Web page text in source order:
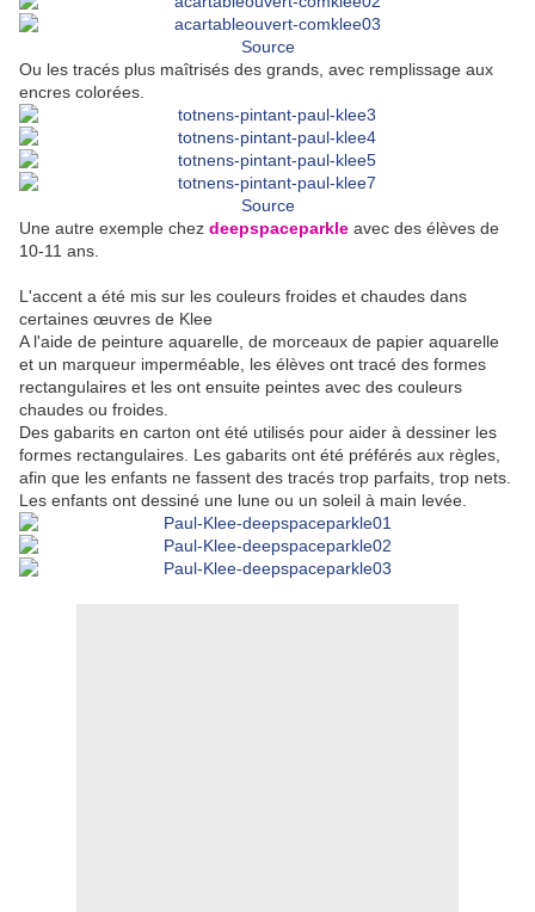
Source
Ou les tracés plus maîtrisés des grands, avec remplissage aux
encres colorées.
Source
Une autre exemple chez deepspaceparkle avec des élèves de
10-11 ans.
L'accent a été mis sur les couleurs froides et chaudes dans
certaines œuvres de Klee
A l'aide de peinture aquarelle, de morceaux de papier aquarelle
et un marqueur imperméable, les élèves ont tracé des formes
rectangulaires et les ont ensuite peintes avec des couleurs
chaudes ou froides.
Des gabarits en carton ont été utilisés pour aider à dessiner les
formes rectangulaires. Les gabarits ont été préférés aux règles,
afin que les enfants ne fassent des tracés trop parfaits, trop nets.
Les enfants ont dessiné une lune ou un soleil à main levée.